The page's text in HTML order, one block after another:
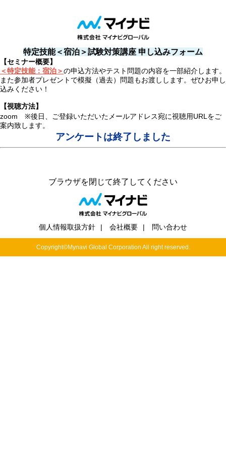
特定技能＜宿泊＞試験対策講座 申し込みフォーム
【セミナー概要】
＜特定技能：宿泊＞の申込方法やテスト問題の内容を一部紹介します。
また参加者プレゼントで模擬（過去）問題もお渡しします。ぜひお申し
込みください！
【視聴方法】
zoom ※後日、ご登録いただいたメールアドレス宛に視聴用URLをご
案内致します。
アンケートは終了しました
ブラウザを閉じて終了してください
個人情報取扱方針 | 会社概要 | 問い合わせ
Copyright©Mynavi Global Corporation All right reserved.